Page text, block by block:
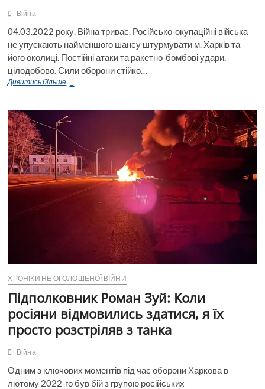
Війна
04.03.2022 року. Війна триває. Російсько-окупаційні війська
не упускають найменшого шансу штурмувати м. Харків та
його околиці. Постійні атаки та ракетно-бомбові удари,
цілодобово. Сили оборони стійко…
Дивитись більшеХто
творчість
цієї
талановитої
людини,
то
просто
надзвичайно.
ХРОНІКИ НЕ ОГОЛОШЕНОЇ ВІЙНИ
Підполковник Роман Зуй: Коли
росіяни відмовились здатися, я їх
просто розстріляв з танка
Війна
Одним з ключових моментів під час оборони Харкова в
лютому 2022-го був бій з групою російських